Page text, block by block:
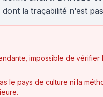
la traçabilité n'est
impossible de
le pays de culture ni la